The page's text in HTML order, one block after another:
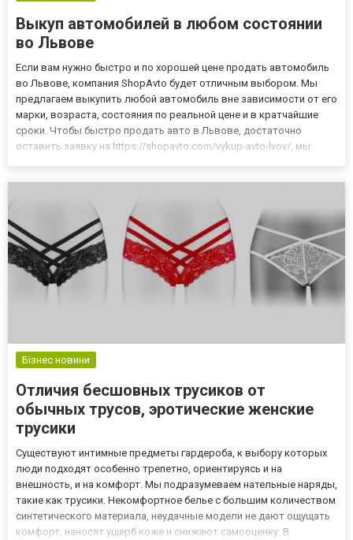
Выкуп автомобилей в любом состоянии
во Львове
Если вам нужно быстро и по хорошей цене продать автомобиль
во Львове, компания ShopAvto будет отличным выбором. Мы
предлагаем выкупить любой автомобиль вне зависимости от его
марки, возраста, состояния по реальной цене и в кратчайшие
сроки. Чтобы быстро продать авто в Львове, достаточно
оставить заявку на https://shopavto.com/vykup-avto-lvov/, мы
Бізнес новини
Отличия бесшовных трусиков от
обычных трусов, эротические женские
трусики
Существуют интимные предметы гардероба, к выбору которых
люди подходят особенно трепетно, ориентируясь и на
внешность, и на комфорт. Мы подразумеваем нательные наряды,
такие как трусики. Некомфортное белье с большим количеством
синтетического материала, неудачные модели не дают ощущать
комфорт, наносят ущерб коже и снижают самооценку. В